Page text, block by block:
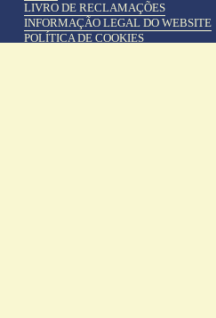
LIVRO DE RECLAMAÇÕES
INFORMAÇÃO LEGAL DO WEBSITE
POLÍTICA DE COOKIES